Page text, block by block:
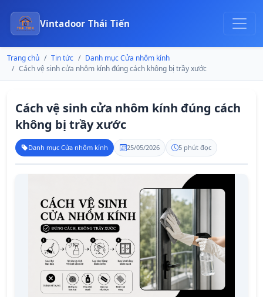
Vintadoor Thái Tiến
Trang chủ Tin tức
Danh mục Cửa nhôm kính
Cách vệ sinh cửa nhôm kính đúng cách không bị trầy xước
Cách vệ sinh cửa nhôm kính đúng cách
không bị trầy xước
Danh mục Cửa nhôm kính 25/05/2026 5 phút đọc